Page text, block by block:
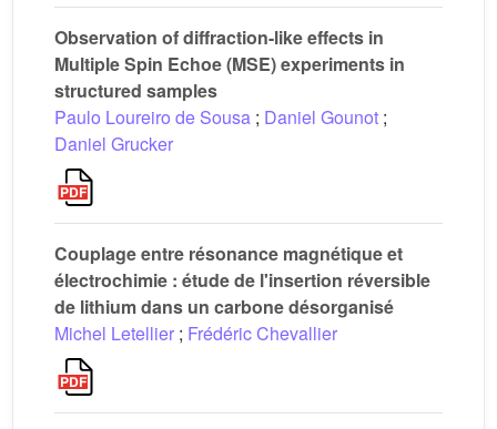
Observation of diffraction-like effects in
Multiple Spin Echoe (MSE) experiments in
structured samples
Paulo Loureiro de Sousa ; Daniel Gounot ;
Daniel Grucker
Couplage entre résonance magnétique et
électrochimie : étude de l'insertion réversible
de lithium dans un carbone désorganisé
Michel Letellier ; Frédéric Chevallier